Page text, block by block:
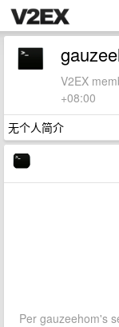
V2EX
+08:00
无个人简介
Per gauzeehom's